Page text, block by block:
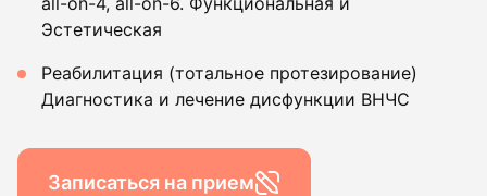
Эстетическая
Реабилитация (тотальное протезирование)
Диагностика и лечение дисфункции ВНЧС
Записаться на прием